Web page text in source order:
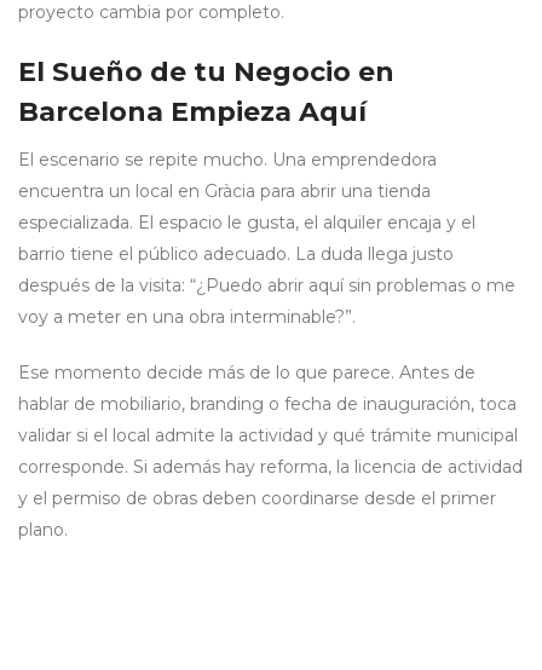
proyecto cambia por completo.
El Sueño de tu Negocio en
Barcelona Empieza Aquí
El escenario se repite mucho. Una emprendedora
encuentra un local en Gràcia para abrir una tienda
especializada. El espacio le gusta, el alquiler encaja y el
barrio tiene el público adecuado. La duda llega justo
después de la visita: “¿Puedo abrir aquí sin problemas o me
voy a meter en una obra interminable?”.
Ese momento decide más de lo que parece. Antes de
hablar de mobiliario, branding o fecha de inauguración, toca
validar si el local admite la actividad y qué trámite municipal
corresponde. Si además hay reforma, la licencia de actividad
y el permiso de obras deben coordinarse desde el primer
plano.